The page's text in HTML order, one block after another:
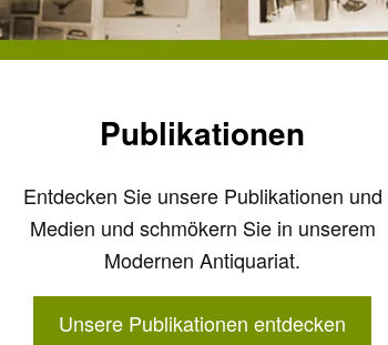
Publikationen
Entdecken Sie unsere Publikationen und
Medien und schmökern Sie in unserem
Modernen Antiquariat.
Unsere Publikationen entdecken